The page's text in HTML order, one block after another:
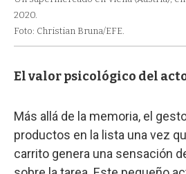
2020.
Foto: Christian Bruna/EFE.
El valor psicológico del
Más allá de la memoria, el
productos en la lista una vez
carrito genera una sensación